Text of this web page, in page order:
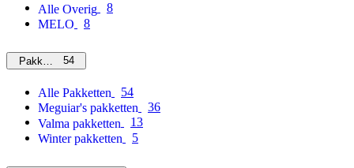
Alle Overig
8
MELO
8
Pakketten54
Alle Pakketten
54
Meguiar's pakketten
36
Valma pakketten
13
Winter pakketten
5